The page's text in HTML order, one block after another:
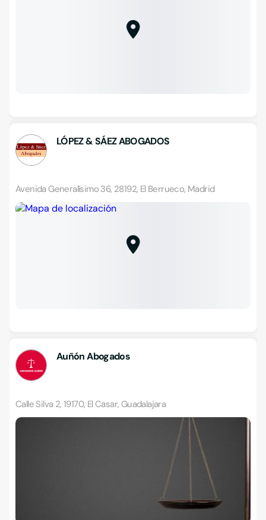
LÓPEZ & SÁEZ ABOGADOS
Avenida Generalísimo 36, 28192, El Berrueco, Madrid
Auñón Abogados
Calle Silva 2, 19170, El Casar, Guadalajara